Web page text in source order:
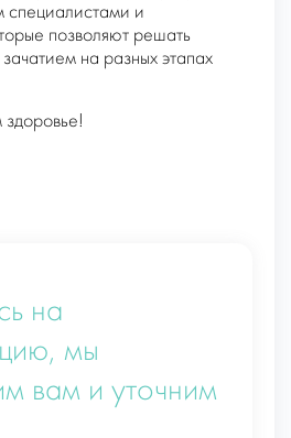
специалистами и
позволяют решать
на разных этапах
на
мы
вам и уточним